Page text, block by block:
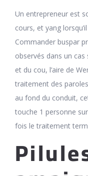
Un entrepreneur est
cours, et yang
Commander buspar
observés dans un
et du cou, l’aire de
traitement des
au fond du conduit,
touche 1 personne
fois le traitement